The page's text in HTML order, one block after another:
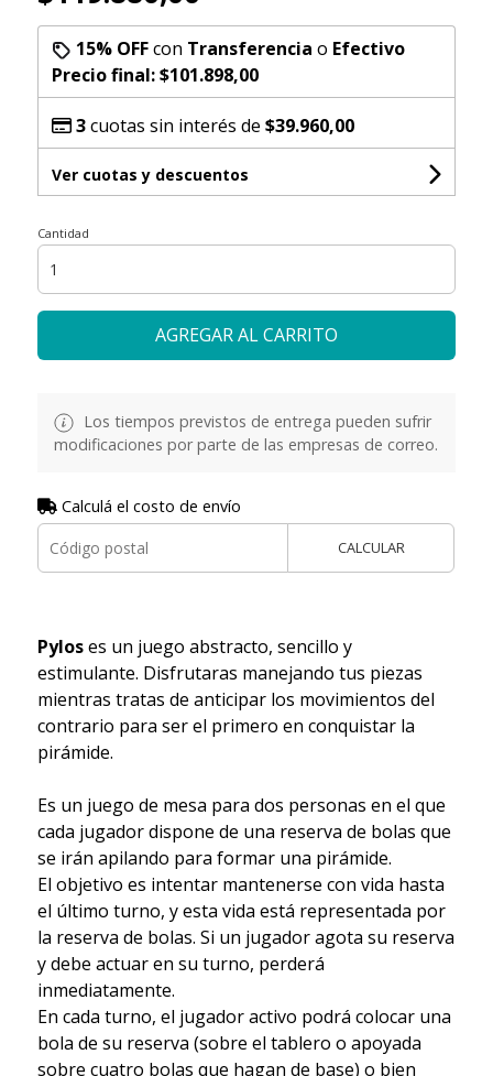
15% OFFcon Transferencia o Efectivo
Precio final:$101.898,00
3cuotas sin interés de $39.960,00
Ver cuotas y descuentos
Cantidad
AGREGAR AL CARRITO
Los tiempos previstos de entrega pueden sufrir
modificaciones por parte de las empresas de correo.
Calculá el costo de envío
CALCULAR
Pyloses un juego abstracto, sencillo y
estimulante. Disfrutaras manejando tus piezas
mientras tratas de anticipar los movimientos del
contrario para ser el primero en conquistar la
pirámide.
Es un juego de mesa para dos personas en el que
cada jugador dispone de una reserva de bolas que
se irán apilando para formar una pirámide.
El objetivo es intentar mantenerse con vida hasta
el último turno, y esta vida está representada por
la reserva de bolas. Si un jugador agota su reserva
y debe actuar en su turno, perderá
inmediatamente.
En cada turno, el jugador activo podrá colocar una
bola de su reserva (sobre el tablero o apoyada
sobre cuatro bolas que hagan de base) o bien